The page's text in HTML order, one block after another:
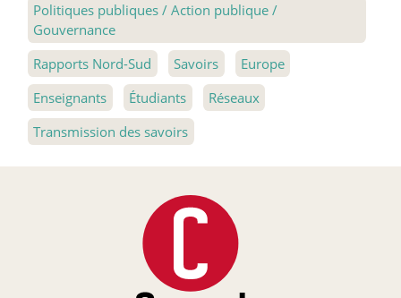
Politiques publiques / Action publique /
Gouvernance
Rapports Nord-Sud
Savoirs
Europe
Enseignants
Étudiants
Réseaux
Transmission des savoirs